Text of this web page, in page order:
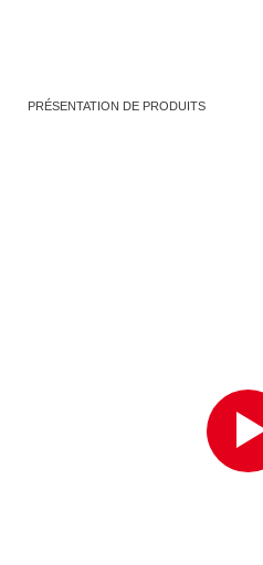
PRÉSENTATION DE PRODUITS